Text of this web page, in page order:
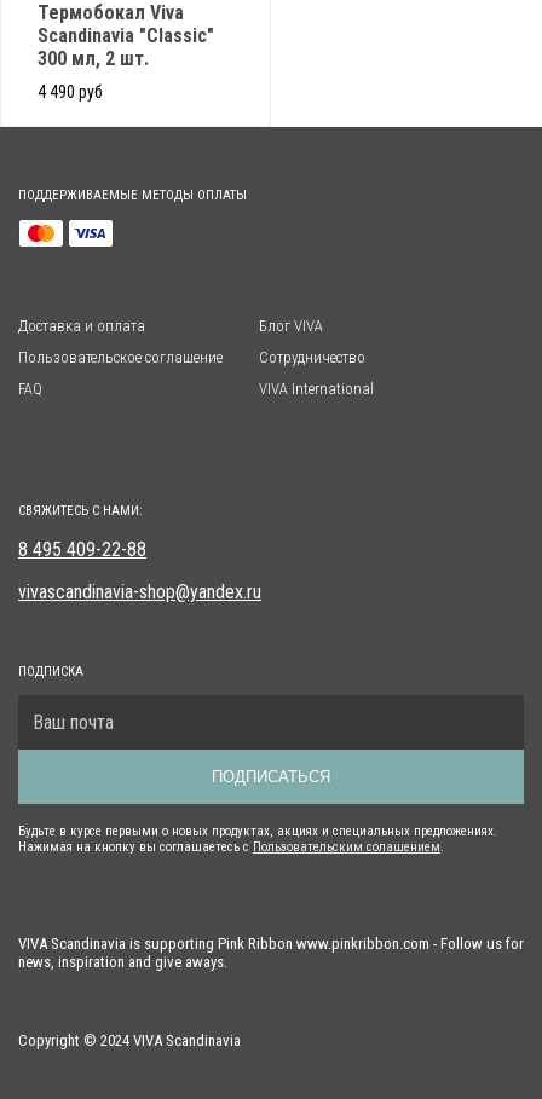
Термобокал Viva
Scandinavia "Classic"
300 мл, 2 шт.
4 490 руб
VIVA Scandinavia is supporting Pink Ribbon www.pinkribbon.com - Follow us for
news, inspiration and give aways.
Copyright © 2024 VIVA Scandinavia
ПОДДЕРЖИВАЕМЫЕ МЕТОДЫ ОПЛАТЫ
Доставка и оплата
Пользовательское соглашение
FAQ
Блог VIVA
Сотрудничество
VIVA International
СВЯЖИТЕСЬ С НАМИ:
8 495 409-22-88
vivascandinavia-shop@yandex.ru
ПОДПИСКА
ПОДПИСАТЬСЯ
Будьте в курсе первыми о новых продуктах, акциях и специальных предложениях.
Нажимая на кнопку вы соглашаетесь с Пользовательским солашением.